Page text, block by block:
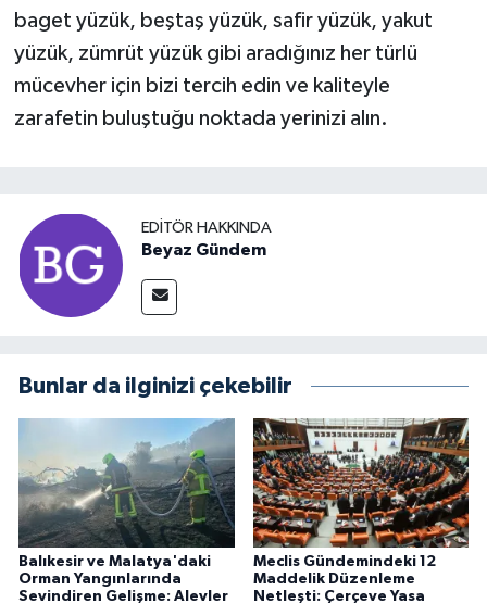
baget yüzük, beştaş yüzük, safir yüzük, yakut
yüzük, zümrüt yüzük gibi aradığınız her türlü
mücevher için bizi tercih edin ve kaliteyle
zarafetin buluştuğu noktada yerinizi alın.
EDITÖR HAKKINDA
Beyaz Gündem
Bunlar da ilginizi çekebilir
Balıkesir ve Malatya'daki
Orman Yangınlarında
Sevindiren Gelişme: Alevler
Meclis Gündemindeki 12
Maddelik Düzenleme
Netleşti: Çerçeve Yasa